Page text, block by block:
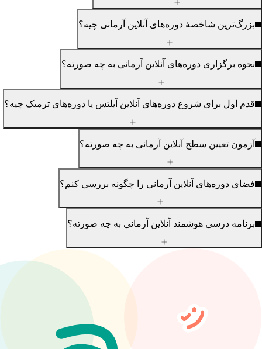
شاخصهٔ دوره‌های آنلاین آرمانی چیه؟
برگزاری دوره‌های آنلاین آرمانی به چه صورته؟
اول برای شروع دوره‌های آنلاین آیلتس یا دوره‌های ترمیک چیه؟
تعیین سطح آنلاین آرمانی به چه صورته؟
دوره‌های آنلاین آرمانی را چگونه بررسی کنم؟
درسی هوشمند آنلاین آرمانی به چه صورته؟